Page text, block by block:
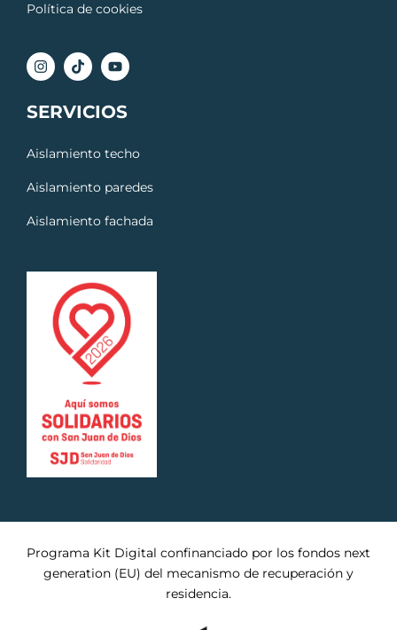
Política de cookies
SERVICIOS
Aislamiento techo
Aislamiento paredes
Aislamiento fachada
Programa Kit Digital confinanciado por los fondos next
generation (EU) del mecanismo de recuperación y
residencia.